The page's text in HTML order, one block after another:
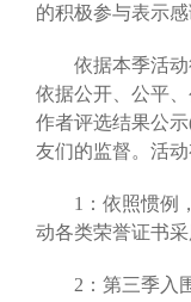
的积极参与表示感
依据本季活动
依据公开、公平
作者评选结果公
友们的监督。活
1：依照惯例，
动各类荣誉证书采
2：第三季入围